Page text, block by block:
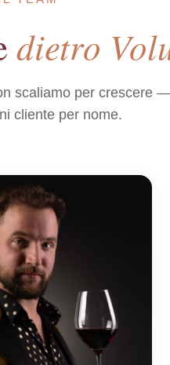
dietro
scaliamo per crescere
cliente per nome.